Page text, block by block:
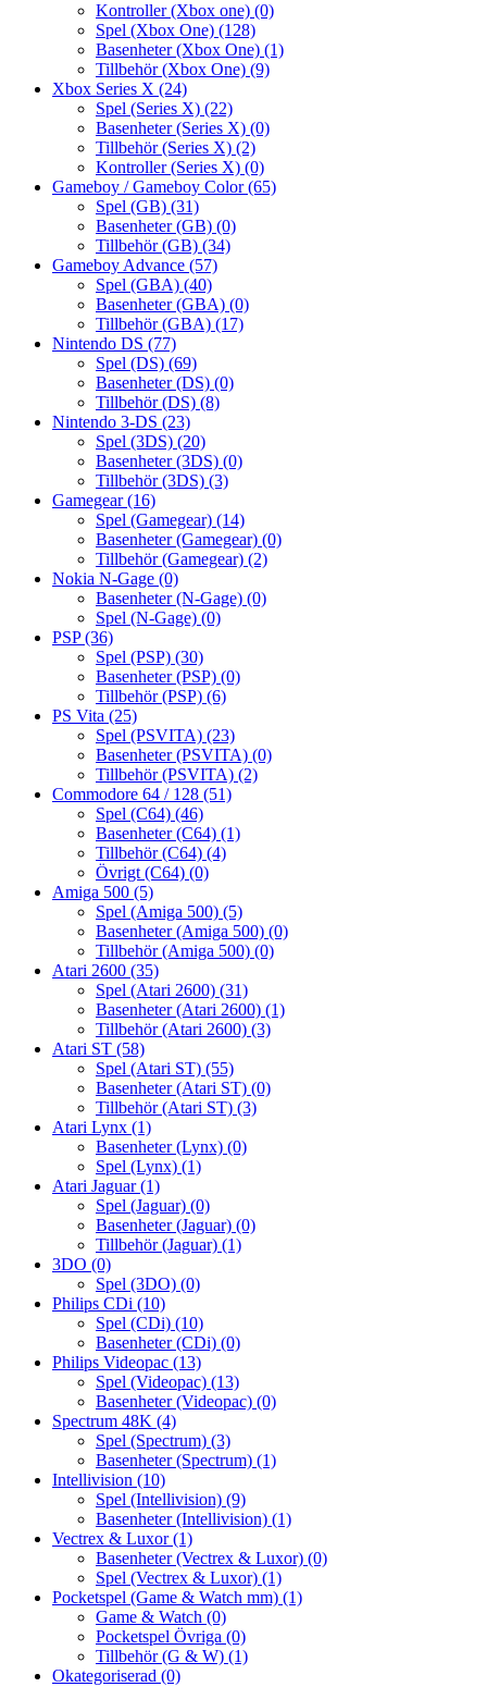
Kontroller (Xbox one) (0)
Spel (Xbox One) (128)
Basenheter (Xbox One) (1)
Tillbehör (Xbox One) (9)
Xbox Series X (24)
Spel (Series X) (22)
Basenheter (Series X) (0)
Tillbehör (Series X) (2)
Kontroller (Series X) (0)
Gameboy / Gameboy Color(65)
Spel (GB) (31)
Basenheter (GB) (0)
Tillbehör (GB) (34)
Gameboy Advance (57)
Spel (GBA) (40)
Basenheter (GBA) (0)
Tillbehör (GBA) (17)
Nintendo DS (77)
Spel (DS) (69)
Basenheter (DS) (0)
Tillbehör (DS) (8)
Nintendo 3-DS (23)
Spel (3DS) (20)
Basenheter (3DS) (0)
Tillbehör (3DS) (3)
Gamegear(16)
Spel (Gamegear) (14)
Basenheter (Gamegear) (0)
Tillbehör (Gamegear) (2)
Nokia N-Gage (0)
Basenheter (N-Gage) (0)
Spel (N-Gage) (0)
PSP(36)
Spel (PSP) (30)
Basenheter (PSP) (0)
Tillbehör (PSP) (6)
PS Vita (25)
Spel (PSVITA) (23)
Basenheter (PSVITA) (0)
Tillbehör (PSVITA) (2)
Commodore 64 / 128 (51)
Spel (C64) (46)
Basenheter (C64) (1)
Tillbehör (C64) (4)
Övrigt (C64) (0)
Amiga 500 (5)
Spel (Amiga 500) (5)
Basenheter (Amiga 500) (0)
Tillbehör (Amiga 500) (0)
Atari 2600 (35)
Spel (Atari 2600) (31)
Basenheter (Atari 2600) (1)
Tillbehör (Atari 2600) (3)
Atari ST (58)
Spel (Atari ST) (55)
Basenheter (Atari ST) (0)
Tillbehör (Atari ST) (3)
Atari Lynx (1)
Basenheter (Lynx) (0)
Spel (Lynx) (1)
Atari Jaguar(1)
Spel (Jaguar) (0)
Basenheter (Jaguar) (0)
Tillbehör (Jaguar) (1)
3DO (0)
Spel (3DO) (0)
Philips CDi (10)
Spel (CDi) (10)
Basenheter (CDi) (0)
Philips Videopac (13)
Spel (Videopac) (13)
Basenheter (Videopac) (0)
Spectrum 48K (4)
Spel (Spectrum) (3)
Basenheter (Spectrum) (1)
Intellivision (10)
Spel (Intellivision) (9)
Basenheter (Intellivision) (1)
Vectrex & Luxor(1)
Basenheter (Vectrex & Luxor) (0)
Spel (Vectrex & Luxor) (1)
Pocketspel (Game & Watch mm) (1)
Game & Watch (0)
Pocketspel Övriga (0)
Tillbehör (G & W) (1)
Okategoriserad (0)